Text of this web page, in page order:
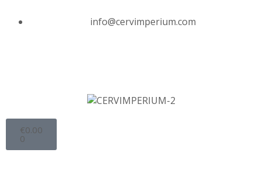
info@cervimperium.com
€0.00
0